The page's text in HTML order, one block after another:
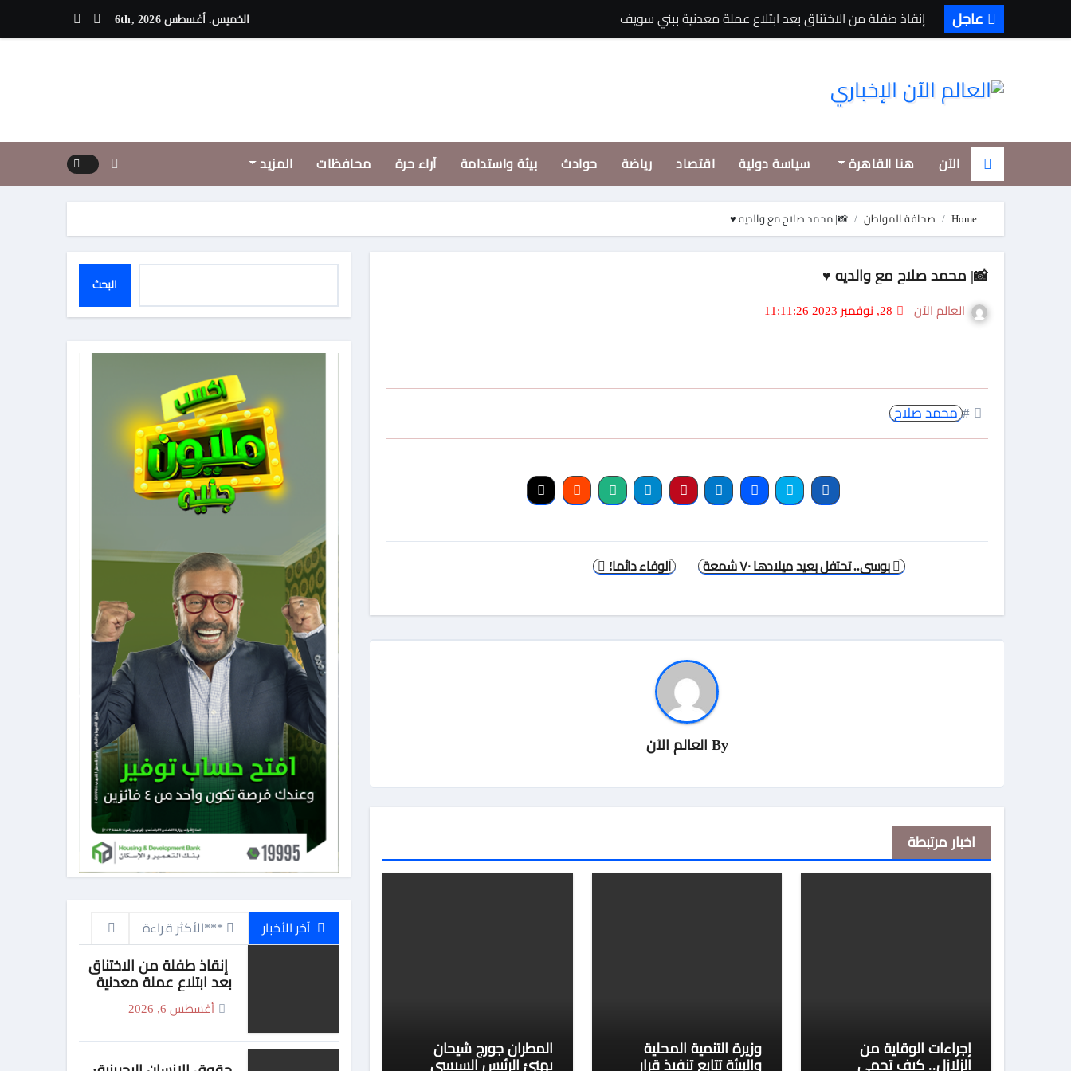
عاجل إنقاذ طفلة من الاختناق بعد ابتلاع عملة معدنية ببني سويف حقوق الإنسان البحرينية: زيارة الملك لمصر تعزز الشراكة العربية في الأمن والتنمية
الخميس. أغسطس 6th, 2026
الآن هنا القاهرة سياسة دولية اقتصاد رياضة حوادث بيئة واستدامة آراء حرة محافظات المزيد
Home صحافة المواطن 📸| محمد صلاح مع والديه ♥️
📸| محمد صلاح مع والديه ♥️
العالم الآن
# محمد صلاح
الوفاء دائما! بوسى.. تحتفل بعيد ميلادها ٧٠ شمعة
By العالم الآن
اخبار مرتبطة
إجراءات الوقاية من
الزلازل.. كيف تحمي
وزيرة التنمية المحلية
والبيئة تتابع تنفيذ قرار
المطران جورج شيحان
يهنئ الرئيس السيسي
البحث
آخر الأخبار ***الأكثر قراءة
إنقاذ طفلة من الاختناق
بعد ابتلاع عملة معدنية
ببني سويف
أغسطس 6, 2026